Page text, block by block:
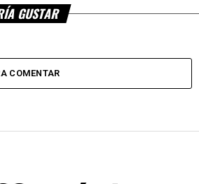
GUSTAR
COMENTAR